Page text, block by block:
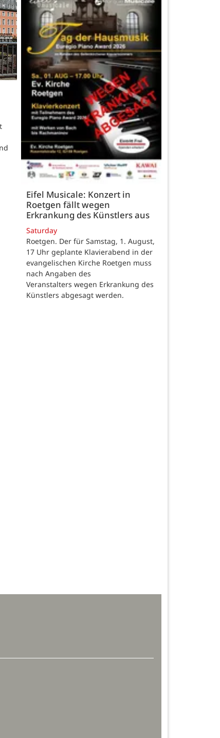
Eifel Musicale: Konzert in
Roetgen fällt wegen
Erkrankung des Künstlers aus
Saturday
Roetgen. Der für Samstag, 1. August,
17 Uhr geplante Klavierabend in der
evangelischen Kirche Roetgen muss
nach Angaben des
Veranstalters wegen Erkrankung des
Künstlers abgesagt werden.